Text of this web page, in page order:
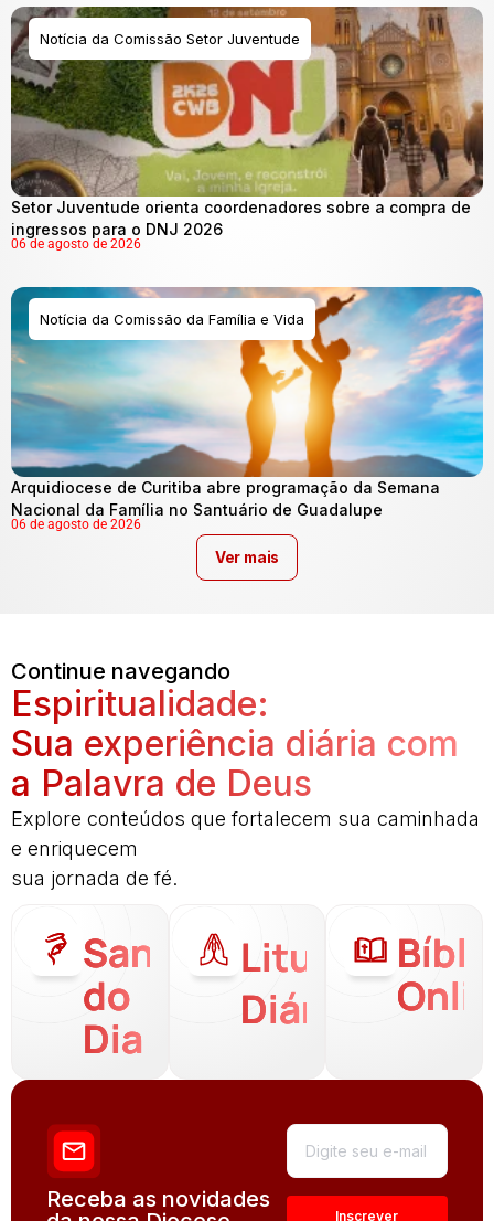
Notícia da Comissão Setor Juventude
Setor Juventude orienta coordenadores sobre a compra de
ingressos para o DNJ 2026
06 de agosto de 2026
Notícia da Comissão da Família e Vida
Arquidiocese de Curitiba abre programação da Semana
Nacional da Família no Santuário de Guadalupe
06 de agosto de 2026
Ver mais
Continue navegando
Espiritualidade:
Sua experiência diária com
a Palavra de Deus
Explore conteúdos que fortalecem sua caminhada
e enriquecem
sua jornada de fé.
Santo
do
Dia
Liturgia
Diária
Receba as novidades